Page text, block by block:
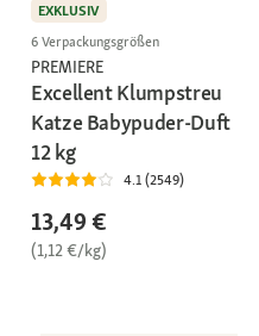
EXKLUSIV
6 Verpackungsgrößen
PREMIERE
Excellent Klumpstreu
Katze Babypuder-Duft
12 kg
4.1 (2549)
13,49 €
(1,12 €/kg)